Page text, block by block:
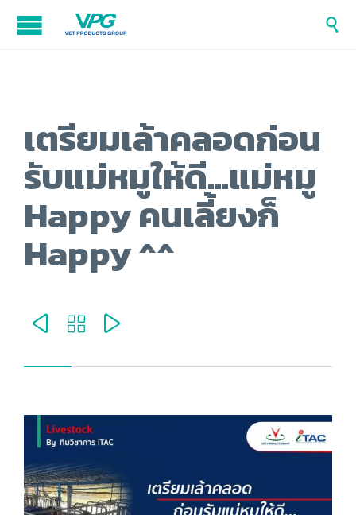

เตรียมเล้าคลอดก่อน
รับแม่หมูให้ดี…แม่หมู
Happy คนเลี้ยงก็
Happy ^^
  